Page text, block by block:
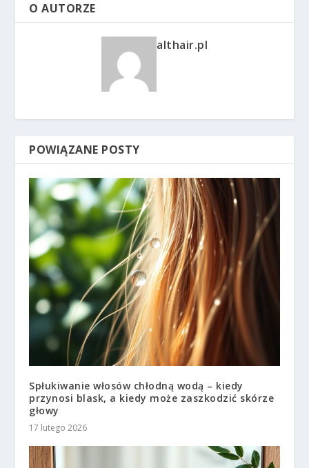
O AUTORZE
althair.pl
POWIĄZANE POSTY
Spłukiwanie włosów chłodną wodą – kiedy
przynosi blask, a kiedy może zaszkodzić skórze
głowy
17 lutego 2026